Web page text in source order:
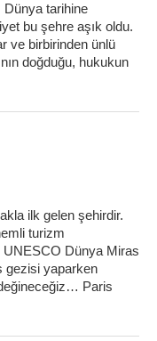
tarihine
bu şehre aşık oldu.
ve birbirinden ünlü
doğduğu, hukukun
ilk gelen şehirdir.
turizm
UNESCO Dünya Miras
gezisi yaparken
Paris